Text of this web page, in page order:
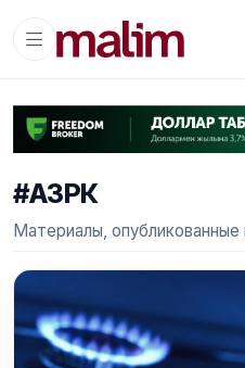
#АЗРК
Материалы, опубликованные